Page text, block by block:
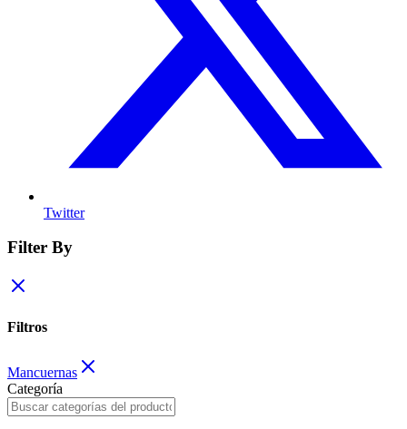
Twitter
Filter By
Filtros
Mancuernas
Categoría